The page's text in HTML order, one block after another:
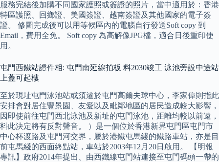
服務完結後加購不同國家護照或簽證的照片，當中適用於：香港
特區護照、回鄉證、美國簽證、越南簽證及其他國家的電子簽
證。 修圖完成後可以用等候區內的電腦自行發送Soft copy 到
Email，費用全免。 Soft copy 為高解像JPG檔，適合日後重印使
用。
屯門西鐵站證件相: 屯門南延線拍板 料2030竣工 泳池旁設中途站
上蓋可起樓
至於現址屯門泳池站或須遷於屯門高爾夫球中心，李家偉則指此
安排會對居住豐景園、友愛以及毗鄰地區的居民造成較大影響，
因即使前往屯門西北泳池及新址的屯門泳池，距離均較以前遠，
料此決定將有反對聲音。 ）是一個位於香港新界屯門區屯門市
中心杯渡路及屯門河交界，屬於港鐵屯馬綫的鐵路車站，亦是目
前屯馬綫的西面終點站，車站於2003年12月20日啟用。 【明報
專訊】政府2014年提出、由西鐵線屯門站連接至屯門碼頭一帶的